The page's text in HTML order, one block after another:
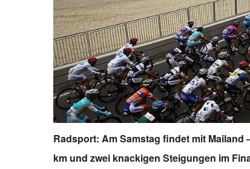
Radsport: Am Samstag findet mit Mailand
km und zwei knackigen Steigungen im